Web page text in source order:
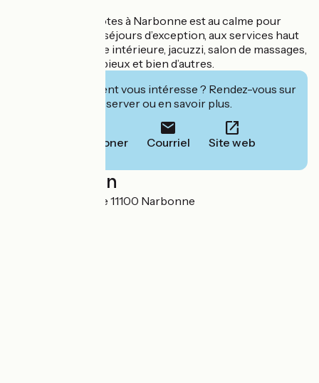
Cette maison d’hôtes à Narbonne est au calme pour
vous garantir des séjours d’exception, aux services haut
de gamme : piscine intérieure, jacuzzi, salon de massages,
petit déjeuner copieux et bien d’autres.
Cet établissement vous intéresse ? Rendez-vous sur
leur site pour réserver ou en savoir plus.
Téléphoner Courriel Site web
Localisation
12 quai de Lorraine 11100 Narbonne